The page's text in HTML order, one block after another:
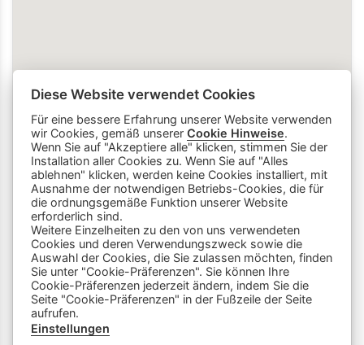
Stelle mir hier Fragen zu
Lehrberufen und zeige mir Videos.
Beispiele: «Zeige mir Videos von
info
Dieser Chatbot wird von Künstlicher
Intelligenz unterstützt. Er wertet unsere
Plattform aus und nutzt externe Quellen.
Der Chatbot kann Fehler machen oder
ungenaue Informationen liefern. Bitte
Diese Website verwendet Cookies
Für eine bessere Erfahrung unserer Website verwenden
wir Cookies, gemäß unsererCookie Hinweise.
Wenn Sie auf "Akzeptiere alle" klicken, stimmen Sie der
Installation aller Cookies zu. Wenn Sie auf "Alles
ablehnen" klicken, werden keine Cookies installiert, mit
Ausnahme der notwendigen Betriebs-Cookies, die für
die ordnungsgemäße Funktion unserer Website
erforderlich sind.
Weitere Einzelheiten zu den von uns verwendeten
Cookies und deren Verwendungszweck sowie die
Auswahl der Cookies, die Sie zulassen möchten, finden
Sie unter "Cookie-Präferenzen". Sie können Ihre
Cookie-Präferenzen jederzeit ändern, indem Sie die
Seite "Cookie-Präferenzen" in der Fußzeile der Seite
aufrufen.
Einstellungen